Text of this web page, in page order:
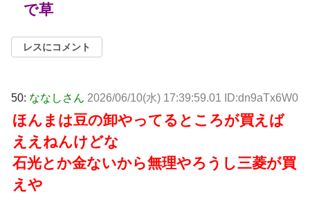
で草
レスにコメント
50: ななしさん 2026/06/10(水) 17:39:59.01 ID:dn9aTx6W0
ほんまは豆の卸やってるところが買えば
ええねんけどな
石光とか金ないから無理やろうし三菱が買
えや